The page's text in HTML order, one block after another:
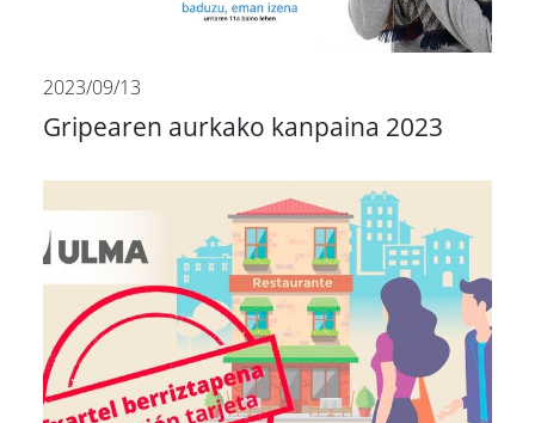
2023/09/13
Gripearen aurkako kanpaina 2023